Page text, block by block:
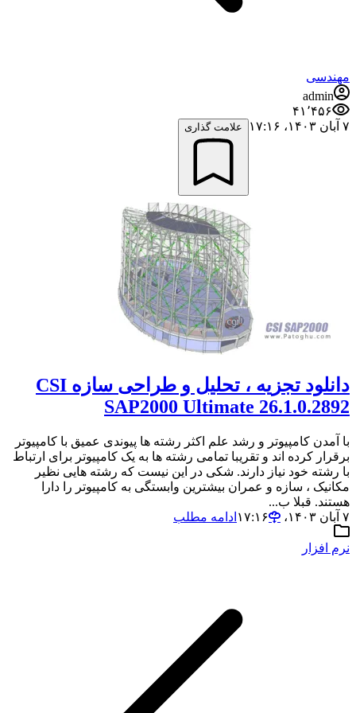
مهندسی
admin
۴۱٬۴۵۶
۷ آبان ۱۴۰۳،‏ ۱۷:۱۶
علامت گذاری
دانلود تجزیه ، تحلیل و طراحی سازه CSI
SAP2000 Ultimate 26.1.0.2892
با آمدن کامپیوتر و رشد علم اکثر رشته ها پیوندی عمیق با کامپیوتر
برقرار کرده اند و تقریبا تمامی رشته ها به یک کامپیوتر برای ارتباط
با رشته خود نیاز دارند. شکی در این نیست که رشته هایی نظیر
مکانیک ، سازه و عمران بیشترین وابستگی به کامپیوتر را دارا
هستند. قبلا ب...
۷ آبان ۱۴۰۳،‏ ۱۷:۱۶
ادامه مطلب
نرم افزار